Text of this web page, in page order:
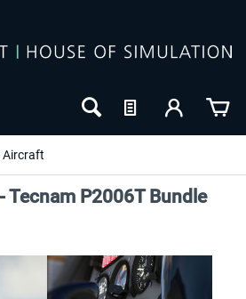
Aircraft
Tecnam P2006T Bundle